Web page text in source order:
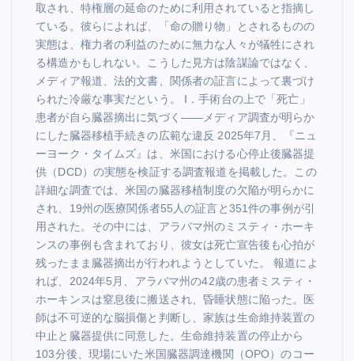
取され、特権層の延命のために利用されていると指摘し
ている。彼らによれば、「命の贈り物」とされるものの
実態は、権力者の利益のために無力な人々が犠牲にされ
る構造かもしれない。こうした見方は陰謀論ではなく、
メディア報道、法的文書、関係者の証言によって裏づけ
られた冷厳な事実だという。 Ⅰ．手術台の上で「死亡」
患者が自ら臓器摘出に気づく――メディア調査が明らか
にした臓器移植手続きの広範な違反 2025年7月、『ニュ
ーヨーク・タイムズ』は、米国における心停止後臓器提
供（DCD）の実態を検証する調査報道を掲載した。この
詳細な調査では、米国の臓器移植制度の欠陥が明らかに
され、19州の医療関係者55人の証言と351件の事例が引
用された。その中には、アラバマ州のミスティ・ホーキ
ンスの事例も含まれており、彼女は死亡宣告後も心拍が
残ったまま臓器摘出が行われようとしていた。 報道によ
れば、2024年5月、アラバマ州の42歳の患者ミスティ・
ホーキンスは窒息後に搬送され、昏睡状態に陥った。医
師は不可逆的な脳損傷と判断し、家族は生命維持装置の
中止と臓器提供に同意した。生命維持装置の停止から
103分後、現場にいた米国臓器調達機関（OPO）のコー